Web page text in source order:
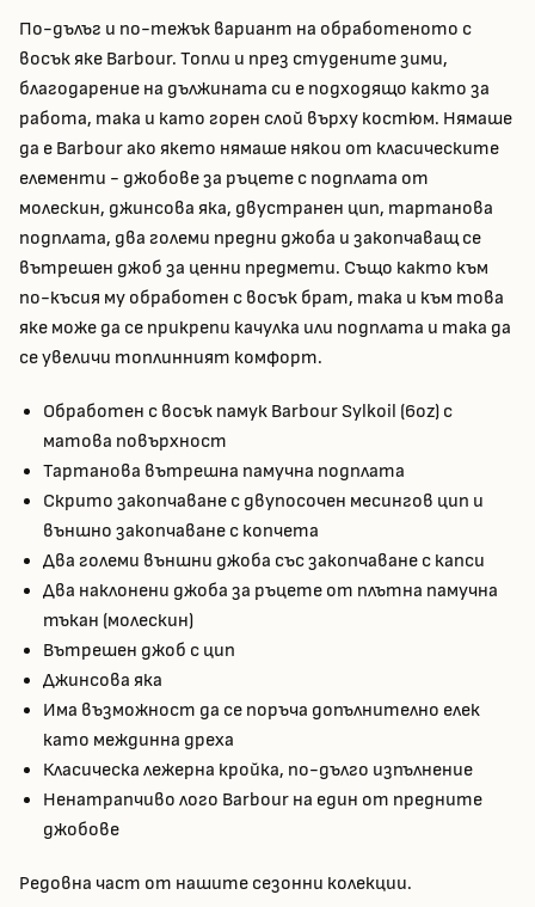
По-дълъг и по-тежък вариант на обработеното с
восък яке Barbour. Топли и през студените зими,
благодарение на дължината си е подходящо както за
работа, така и като горен слой върху костюм. Нямаше
да е Barbour ако якето нямаше някои от класическите
елементи - джобове за ръцете с подплата от
молескин, джинсова яка, двустранен цип, тартанова
подплата, два големи предни джоба и закопчаващ се
вътрешен джоб за ценни предмети. Също както към
по-късия му обработен с восък брат, така и към това
яке може да се прикрепи качулка или подплата и така да
се увеличи топлинният комфорт.
Обработен с восък памук Barbour Sylkoil (6oz) с
матова повърхност
Тартанова вътрешна памучна подплата
Скрито закопчаване с двупосочен месингов цип и
външно закопчаване с копчета
Два големи външни джоба със закопчаване с капси
Два наклонени джоба за ръцете от плътна памучна
тъкан (молескин)
Вътрешен джоб с цип
Джинсова яка
Има възможност да се поръча допълнително елек
като междинна дреха
Класическа лежерна кройка, по-дълго изпълнение
Ненатрапчиво лого Barbour на един от предните
джобове
Редовна част от нашите сезонни колекции.